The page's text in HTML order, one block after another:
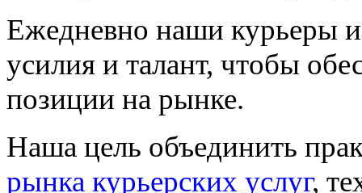
Ежедневно наши курьеры
усилия и талант, чтобы
позиции на рынке.
Наша цель объединить
рынка курьерских услуг,